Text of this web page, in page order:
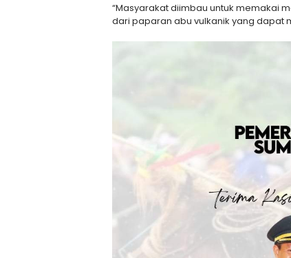
“Masyarakat diimbau untuk memakai
dari paparan abu vulkanik yang dapat